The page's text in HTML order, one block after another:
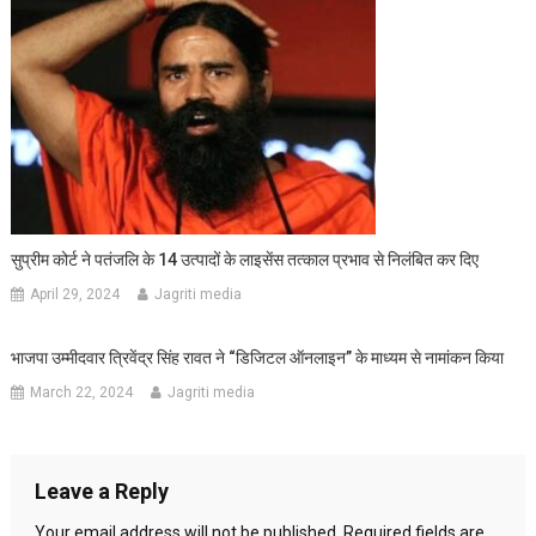
सुप्रीम कोर्ट ने पतंजलि के 14 उत्पादों के लाइसेंस तत्काल प्रभाव से निलंबित कर दिए
April 29, 2024 Jagriti media
भाजपा उम्मीदवार त्रिवेंद्र सिंह रावत ने “डिजिटल ऑनलाइन” के माध्यम से नामांकन किया
March 22, 2024 Jagriti media
Leave a Reply